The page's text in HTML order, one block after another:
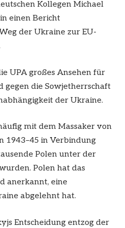
Kollegen Michael
einen Bericht
der Ukraine zur EU-
UPA großes Ansehen für
gegen die Sowjetherrschaft
der Ukraine.
mit dem Massaker von
1943–45 in Verbindung
Polen unter der
Polen hat das
anerkannt, eine
abgelehnt hat.
Entscheidung entzog der